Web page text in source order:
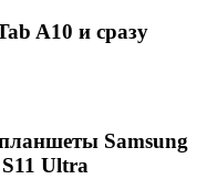
A10 и сразу
Samsung
Ultra